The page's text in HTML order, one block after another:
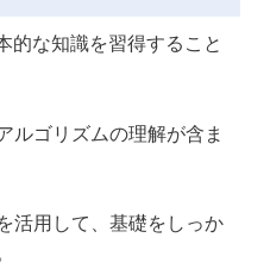
的な知識を習得すること
ルゴリズムの理解が含ま
活用して、基礎をしっか